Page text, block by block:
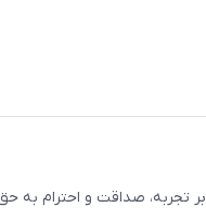
صداقت و احترام به